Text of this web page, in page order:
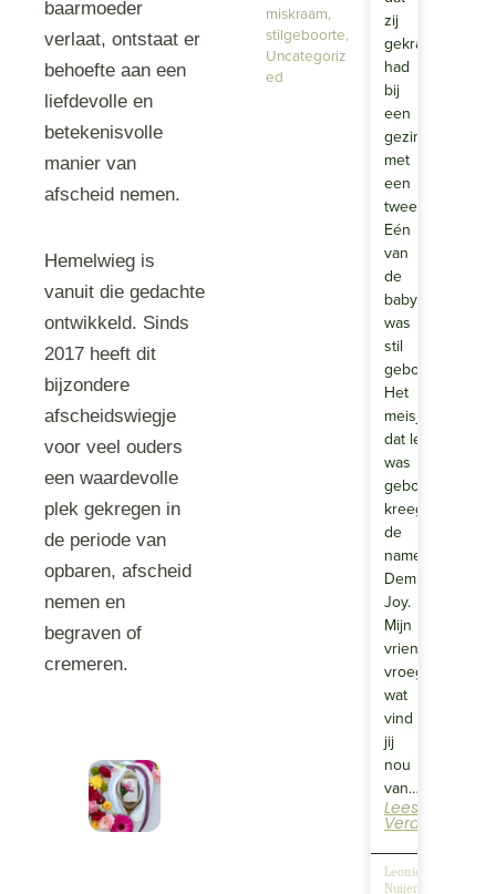
baarmoeder
verlaat, ontstaat er
behoefte aan een
liefdevolle en
betekenisvolle
manier van
afscheid nemen.
Hemelwieg is
vanuit die gedachte
ontwikkeld. Sinds
2017 heeft dit
bijzondere
afscheidswiegje
voor veel ouders
een waardevolle
plek gekregen in
de periode van
opbaren, afscheid
nemen en
begraven of
cremeren.
miskraam,
stilgeboorte,
Uncategoriz
ed
zij
gekraamd
had
bij
een
gezin
met
een
tweeling.
Eén
van
de
baby’s
was
stil
geboren.
Het
meisje
dat levend
was
geboren,
kreeg
de
namen
Demi
Joy.
Mijn
vriendin
vroeg
wat
vind
jij
nou
van…
Lees
Verder
Leonie
Nuijen